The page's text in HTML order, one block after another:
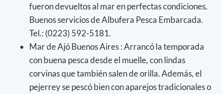
fueron devueltos al mar en perfectas condiciones.
Buenos servicios de Albufera Pesca Embarcada.
Tel.: (0223) 592-5181.
Mar de Ajó Buenos Aires : Arrancó la temporada
con buena pesca desde el muelle, con lindas
corvinas que también salen de orilla. Además, el
pejerrey se pescó bien con aparejos tradicionales o